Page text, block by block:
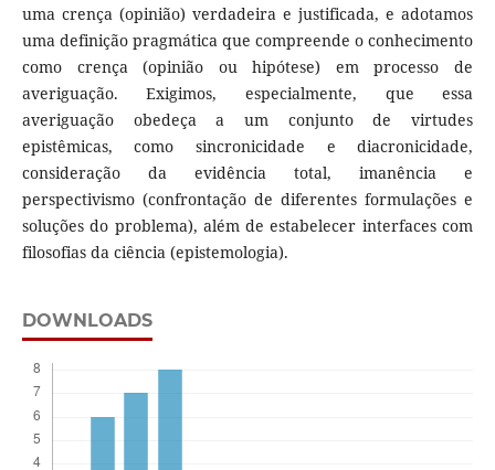
uma crença (opinião) verdadeira e justificada, e adotamos
uma definição pragmática que compreende o conhecimento
como crença (opinião ou hipótese) em processo de
averiguação. Exigimos, especialmente, que essa
averiguação obedeça a um conjunto de virtudes
epistêmicas, como sincronicidade e diacronicidade,
consideração da evidência total, imanência e
perspectivismo (confrontação de diferentes formulações e
soluções do problema), além de estabelecer interfaces com
filosofias da ciência (epistemologia).
DOWNLOADS